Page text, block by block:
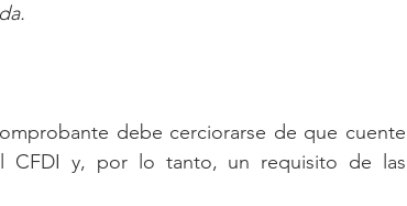
debe cerciorarse de que cuente
CFDI y, por lo tanto, un requisito de las